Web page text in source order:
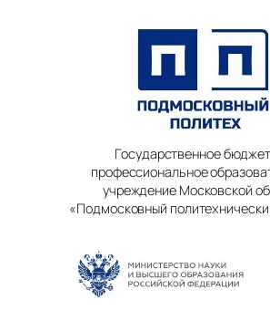
Государственное
профессиональное
учреждение Московской
«Подмосковный